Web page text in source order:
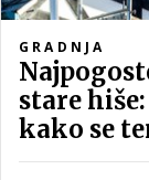
GRADNJA
stare
kako se